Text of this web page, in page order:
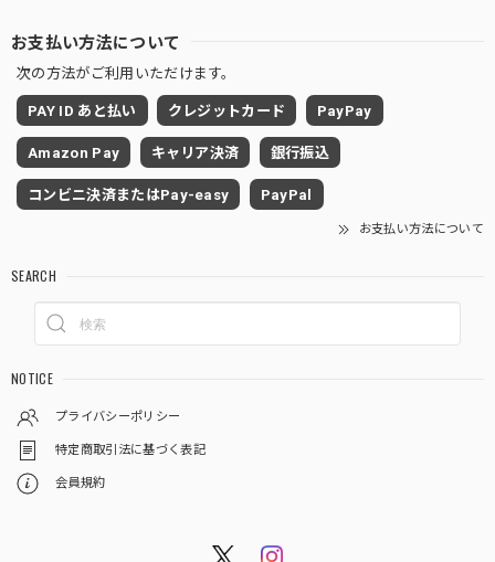
お支払い方法について
次の方法がご利用いただけます。
PAY ID あと払い クレジットカード PayPay
Amazon Pay キャリア決済 銀行振込
コンビニ決済またはPay-easy PayPal
お支払い方法について
SEARCH
NOTICE
プライバシーポリシー
特定商取引法に基づく表記
会員規約